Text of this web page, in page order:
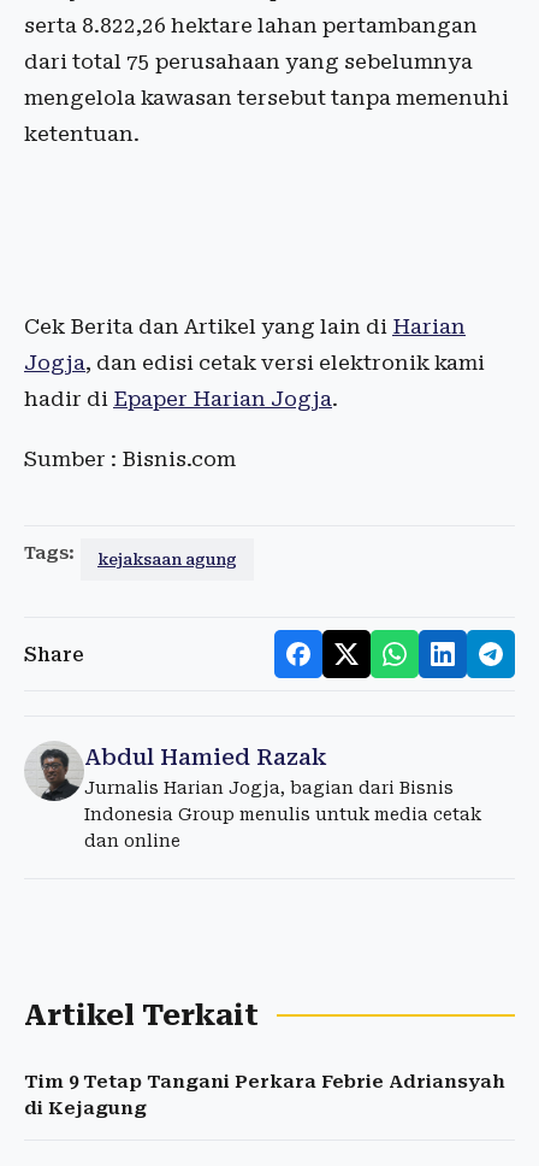
serta 8.822,26 hektare lahan pertambangan
dari total 75 perusahaan yang sebelumnya
mengelola kawasan tersebut tanpa memenuhi
ketentuan.
Cek Berita dan Artikel yang lain di Harian
Jogja, dan edisi cetak versi elektronik kami
hadir di Epaper Harian Jogja.
Sumber : Bisnis.com
Tags: kejaksaan agung
Share
Abdul Hamied Razak
Jurnalis Harian Jogja, bagian dari Bisnis
Indonesia Group menulis untuk media cetak
dan online
Artikel Terkait
Tim 9 Tetap Tangani Perkara Febrie Adriansyah
di Kejagung